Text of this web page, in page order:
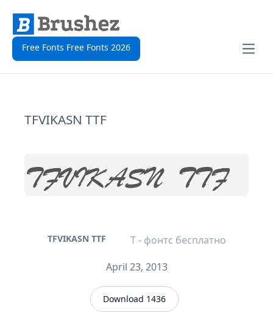
Free Fonts Free Fonts 2026
Open
TFVIKASN TTF
TFVIKASN TTF
T - фонтс бесплатно
April 23, 2013
Download 1436